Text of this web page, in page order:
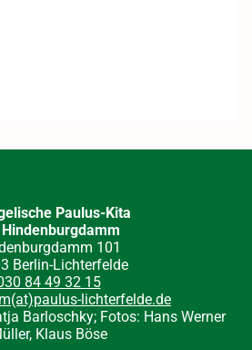
Paulus-Kita
101
Berlin-Lichterfelde
84 49 32 15
lichterfelde.de
Barloschky; Fotos: Hans Werner
Klaus Böse